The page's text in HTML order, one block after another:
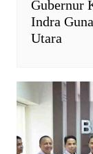
Gubernur
Indra
Utara